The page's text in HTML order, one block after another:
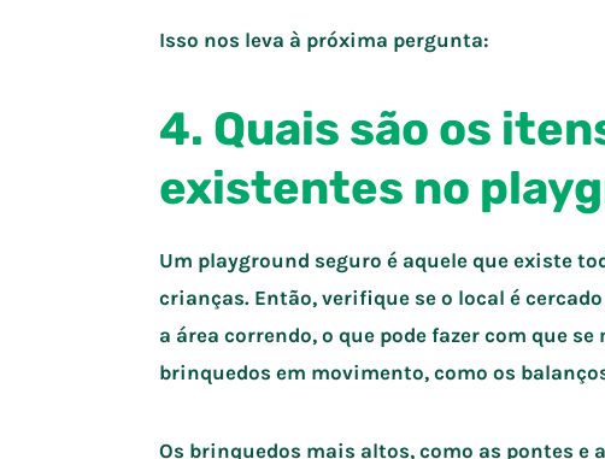
Isso nos leva à próxima pergunta:
4. Quais são os
existentes no
Um playground seguro é aquele que existe
crianças. Então, verifique se o local é
a área correndo, o que pode fazer com que
brinquedos em movimento, como os
Os brinquedos mais altos, como as pontes